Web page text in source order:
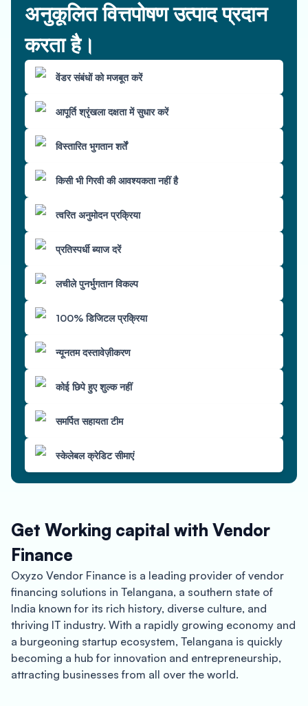
अनुकूलित वित्तपोषण उत्पाद प्रदान
करता है।
वेंडर संबंधों को मजबूत करें
आपूर्ति श्रृंखला दक्षता में सुधार करें
विस्तारित भुगतान शर्तें
किसी भी गिरवी की आवश्यकता नहीं है
त्वरित अनुमोदन प्रक्रिया
प्रतिस्पर्धी ब्याज दरें
लचीले पुनर्भुगतान विकल्प
100% डिजिटल प्रक्रिया
न्यूनतम दस्तावेज़ीकरण
कोई छिपे हुए शुल्क नहीं
समर्पित सहायता टीम
स्केलेबल क्रेडिट सीमाएं
Get Working capital with Vendor
Finance
Oxyzo Vendor Finance is a leading provider of vendor
financing solutions in Telangana, a southern state of
India known for its rich history, diverse culture, and
thriving IT industry. With a rapidly growing economy and
a burgeoning startup ecosystem, Telangana is quickly
becoming a hub for innovation and entrepreneurship,
attracting businesses from all over the world.